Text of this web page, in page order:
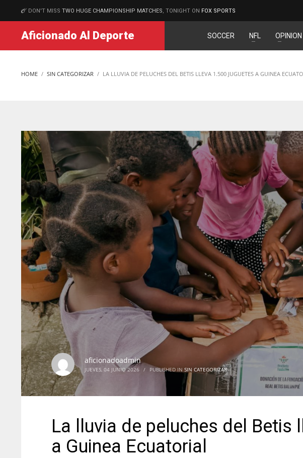
MATCHES
DON'T MISS TWO HUGE CHAMPIONSHIP MATCHES , TONIGHT ON FOX SPORTS
Aficionado Al Deporte SOCCER NFL OPINION
HOME SIN CATEGORIZAR LA LLUVIA DE PELUCHES DEL BETIS LLEVA 1.500 JUGUETES A GUINEA
aficionadoadmin
JUEVES, 04 JUNIO 2026 / PUBLISHED IN SIN CATEGORIZAR
La lluvia de peluches del Betis
a Guinea Ecuatorial